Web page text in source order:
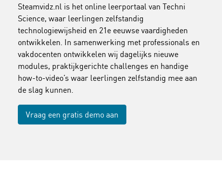
Steamvidz.nl is het online leerportaal van Techni
Science, waar leerlingen zelfstandig
technologiewijsheid en 21e eeuwse vaardigheden
ontwikkelen. In samenwerking met professionals en
vakdocenten ontwikkelen wij dagelijks nieuwe
modules, praktijkgerichte challenges en handige
how-to-video’s waar leerlingen zelfstandig mee aan
de slag kunnen.
Vraag een gratis demo aan